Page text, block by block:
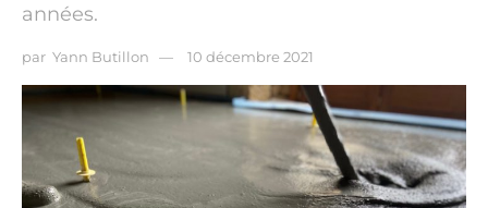
années.
par Yann Butillon 10 décembre 2021